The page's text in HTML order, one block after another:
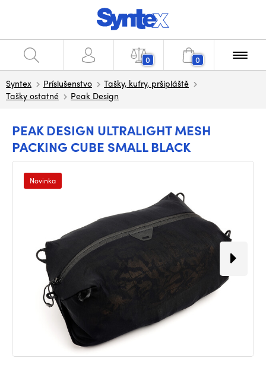
0 0
Syntex Príslušenstvo
Tašky, kufry, pršipláště
Tašky ostatné
Peak Design
PEAK DESIGN ULTRALIGHT MESH
PACKING CUBE SMALL BLACK
Novinka